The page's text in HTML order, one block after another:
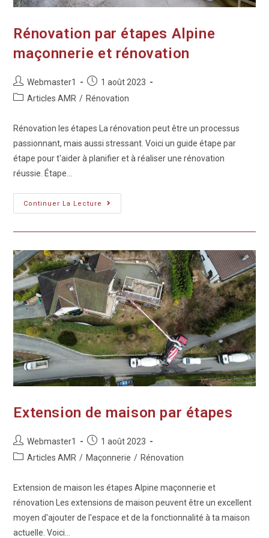
Rénovation par étapes Alpine
maçonnerie et rénovation
Webmaster1
1 août 2023
Articles AMR / Rénovation
Rénovation les étapes La rénovation peut être un processus
passionnant, mais aussi stressant. Voici un guide étape par
étape pour t'aider à planifier et à réaliser une rénovation
réussie. Étape…
Continuer La Lecture
Extension de maison par étapes
Webmaster1
1 août 2023
Articles AMR / Maçonnerie / Rénovation
Extension de maison les étapes Alpine maçonnerie et
rénovation Les extensions de maison peuvent être un excellent
moyen d'ajouter de l'espace et de la fonctionnalité à ta maison
actuelle. Voici…